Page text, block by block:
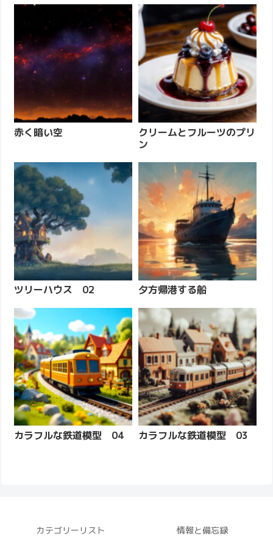
赤く暗い空
クリームとフルーツのプリ
ン
ツリーハウス 02 夕方帰港する船
カラフルな鉄道模型 04 カラフルな鉄道模型 03
カテゴリーリスト 情報と備忘録